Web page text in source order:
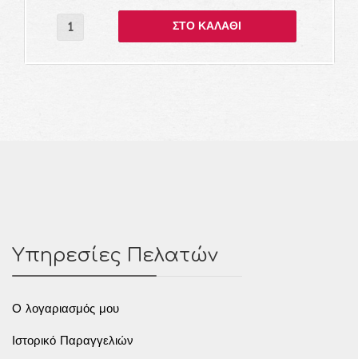
Υπηρεσίες Πελατών
O λογαριασμός μου
Ιστορικό Παραγγελιών